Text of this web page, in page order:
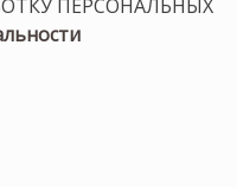
ПЕРСОНАЛЬНЫХ